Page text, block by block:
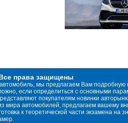
права защищены
мы предлагаем Вам
если определиться с основными
покупателям новинки
мира автомобилей, предлагаем вашему
к теоретической части экзамена